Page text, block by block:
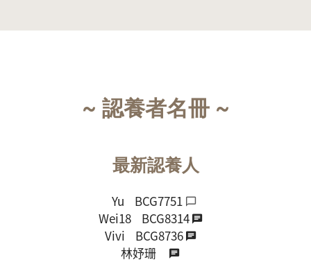
~ 認養者名冊 ~
最新認養人
Yu
BCG7751
Wei18
BCG8314
Vivi
BCG8736
林妤珊